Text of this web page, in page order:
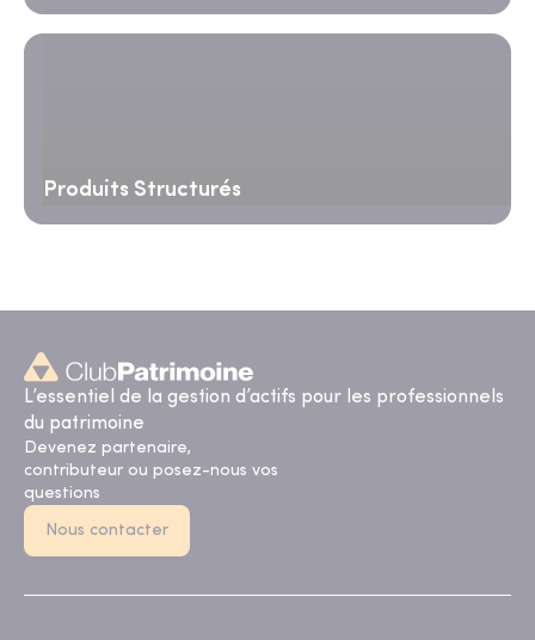
Produits Structurés
L’essentiel de la gestion d’actifs pour les professionnels
du patrimoine
Devenez partenaire,
contributeur ou posez-nous vos
questions
Nous contacter